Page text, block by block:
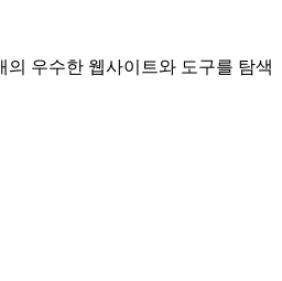
의 우수한 웹사이트와 도구를 탐색